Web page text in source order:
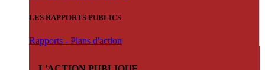
LES RAPPORTS PUBLICS
Rapports - Plans d'action